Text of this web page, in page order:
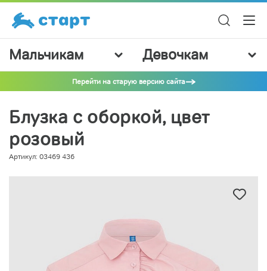
Мальчикам Девочкам
Перейти на старую версию сайта
Блузка с оборкой, цвет
розовый
Артикул: 03469 436